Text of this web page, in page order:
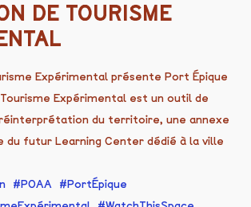
DE TOURISME
Expérimental présente Port Épique
Expérimental est un outil de
du territoire, une annexe
du futur Learning Center dédié à la ville
POAA
PortÉpique